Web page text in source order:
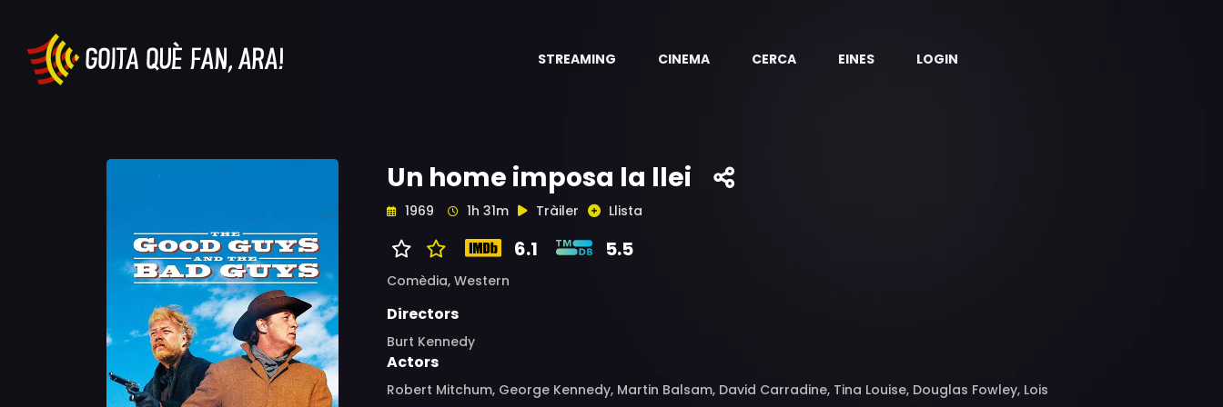
STREAMING CINEMA CERCA EINES LOGIN
Un home imposa la llei
1969 1h 31m Tràiler Llista
6.1 5.5
Comèdia, Western
Directors
Burt Kennedy
Actors
Robert Mitchum, George Kennedy, Martin Balsam, David Carradine, Tina Louise, Douglas Fowley, Lois